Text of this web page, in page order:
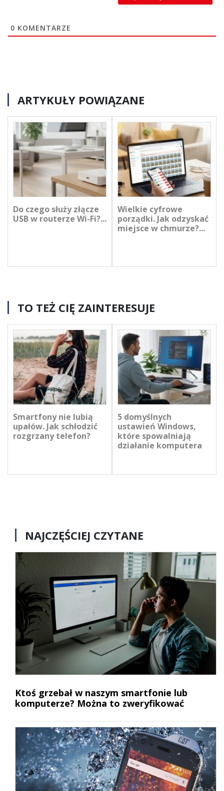
0 KOMENTARZE
ARTYKUŁY POWIĄZANE
Do czego służy złącze
USB w routerze Wi-Fi?...
Wielkie cyfrowe
porządki. Jak odzyskać
miejsce w chmurze?...
TO TEŻ CIĘ ZAINTERESUJE
Smartfony nie lubią
upałów. Jak schłodzić
rozgrzany telefon?
5 domyślnych
ustawień Windows,
które spowalniają
działanie komputera
NAJCZĘŚCIEJ CZYTANE
Ktoś grzebał w naszym smartfonie lub
komputerze? Można to zweryfikować